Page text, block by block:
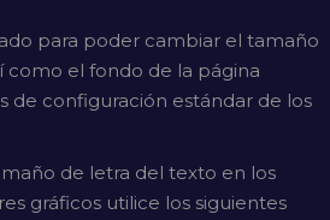
para poder cambiar el tamaño
como el fondo de la página
de configuración estándar de los
de letra del texto en los
gráficos utilice los siguientes